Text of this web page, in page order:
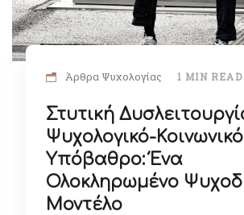
Άρθρα Ψυχολογίας 1 MIN READ
Στυτική
Ψυχολογικό-Κοινωνικό
Υπόβαθρο: Ένα
Ολοκληρωμένο
Μοντέλο